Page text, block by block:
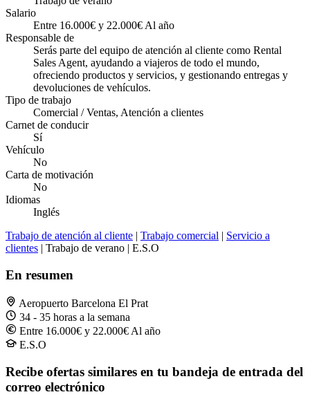
Salario
Entre 16.000€ y 22.000€ Al año
Responsable de
Serás parte del equipo de atención al cliente como Rental
Sales Agent, ayudando a viajeros de todo el mundo,
ofreciendo productos y servicios, y gestionando entregas y
devoluciones de vehículos.
Tipo de trabajo
Comercial / Ventas, Atención a clientes
Carnet de conducir
Sí
Vehículo
No
Carta de motivación
No
Idiomas
Inglés
Trabajo de atención al cliente | Trabajo comercial | Servicio a
clientes | Trabajo de verano | E.S.O
En resumen
Aeropuerto Barcelona El Prat
34 - 35 horas a la semana
Entre 16.000€ y 22.000€ Al año
E.S.O
Recibe ofertas similares en tu bandeja de entrada del
correo electrónico